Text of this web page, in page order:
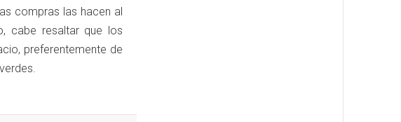
compras las hacen al
cabe resaltar que los
preferentemente de